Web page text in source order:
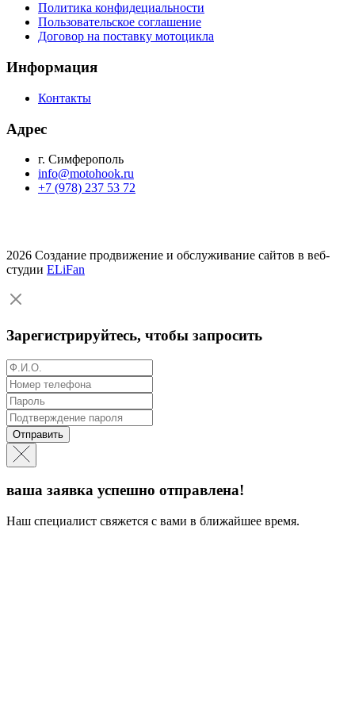
Политика конфидециальности
Пользовательское соглашение
Договор на поставку мотоцикла
Информация
Контакты
Адрес
г. Симферополь
info@motohook.ru
+7 (978) 237 53 72
2026 Создание продвижение и обслуживание сайтов в веб-
студии ELiFan
Зарегистрируйтесь, чтобы запросить
Отправить
ваша заявка успешно отправлена!
Наш специалист свяжется с вами в ближайшее время.